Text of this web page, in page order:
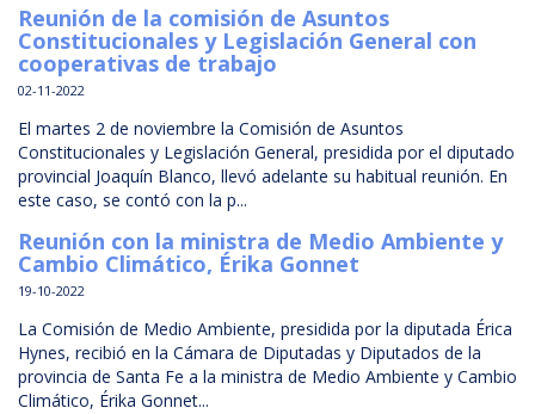
Reunión de la comisión de Asuntos
Constitucionales y Legislación General con
cooperativas de trabajo
02-11-2022
El martes 2 de noviembre la Comisión de Asuntos
Constitucionales y Legislación General, presidida por el diputado
provincial Joaquín Blanco, llevó adelante su habitual reunión. En
este caso, se contó con la p...
Reunión con la ministra de Medio Ambiente y
Cambio Climático, Érika Gonnet
19-10-2022
La Comisión de Medio Ambiente, presidida por la diputada Érica
Hynes, recibió en la Cámara de Diputadas y Diputados de la
provincia de Santa Fe a la ministra de Medio Ambiente y Cambio
Climático, Érika Gonnet...